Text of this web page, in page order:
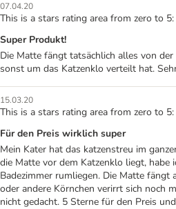
07.04.20
This is a stars rating area from zero to
Super Produkt!
Die Matte fängt tatsächlich alles von
sonst um das Katzenklo verteilt hat.
15.03.20
This is a stars rating area from zero to
Für den Preis wirklich super
Mein Kater hat das katzenstreu im
die Matte vor dem Katzenklo liegt, habe
Badezimmer rumliegen. Die Matte fängt
oder andere Körnchen verirrt sich noch
nicht gedacht. 5 Sterne für den Preis